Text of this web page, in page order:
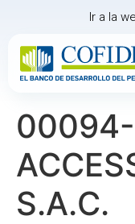
Ir a la
S.A.C.